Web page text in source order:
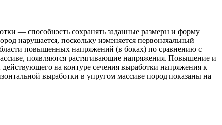
— способность сохранять заданные размеры и форму
нарушается, поскольку изменяется первоначальный
повышенных напряжений (в боках) по сравнению с
появляются растягивающие напряжения. Повышение и
на контуре сечения выработки напряжения к
выработки в упругом массиве пород показаны на